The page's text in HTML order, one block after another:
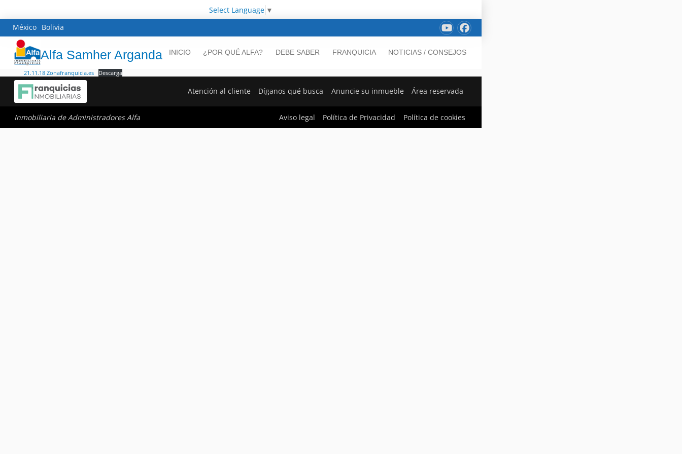
Select Language ▼
México Bolivia
Alfa Samher Arganda INICIO ¿POR QUÉ ALFA? DEBE SABER FRANQUICIA NOTICIAS / CONSEJOS
21.11.18 Zonafranquicia.es Descarga
Atención al cliente Díganos qué busca Anuncie su inmueble Área reservada
Inmobiliaria de Administradores Alfa Aviso legal Política de Privacidad Política de cookies